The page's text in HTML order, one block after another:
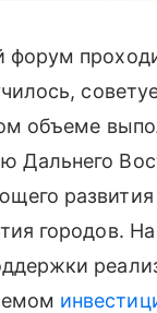
форум
объеме
Дальнего
развития
городов.